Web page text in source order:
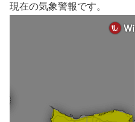
現在の気象警報です。